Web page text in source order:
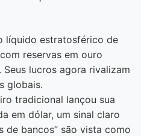
líquido estratosférico de
reservas em ouro
Seus lucros agora rivalizam
globais.
tradicional lançou sua
em dólar, um sinal claro
de bancos” são vista como